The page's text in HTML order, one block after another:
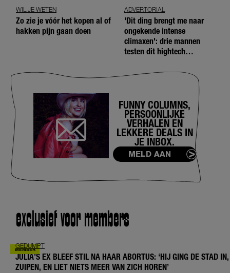
WIL JE WETEN
Zo zie je vóór het kopen al of
hakken pijn gaan doen
ADVERTORIAL
'Dit ding brengt me naar
ongekende intense
climaxen': drie mannen
testen dit hightech
FUNNY COLUMNS,
PERSOONLIJKE
VERHALEN EN
LEKKERE DEALS IN
JE INBOX.
MELD AAN
exclusief voor members
GEDUMPT
JULIA’S EX BLEEF STIL NA HAAR ABORTUS: ‘HIJ GING DE STAD IN,
ZUIPEN, EN LIET NIETS MEER VAN ZICH HOREN’